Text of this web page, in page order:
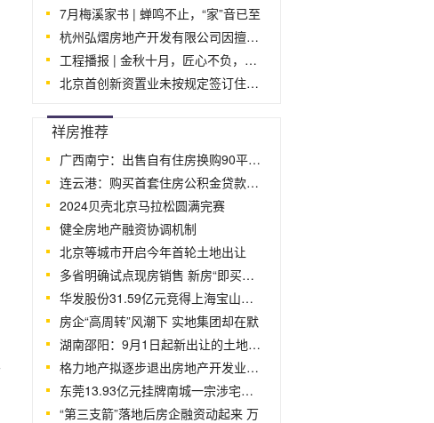
7月梅溪家书 | 蝉鸣不止，“家”音已至
杭州弘熠房地产开发有限公司因擅自设置
工程播报 | 金秋十月，匠心不负，渐入“家
北京首创新资置业未按规定签订住房租赁
祥房推荐
广西南宁：出售自有住房换购90平米以下新
连云港：购买首套住房公积金贷款首付比例
2024贝壳北京马拉松圆满完赛
健全房地产融资协调机制
北京等城市开启今年首轮土地出让
多省明确试点现房销售 新房“即买即交
华发股份31.59亿元竞得上海宝山顾村宅
房企“高周转”风潮下 实地集团却在默
湖南邵阳：9月1日起新出让的土地，未明确预
格力地产拟逐步退出房地产开发业务 置
东莞13.93亿元挂牌南城一宗涉宅用地 未
“第三支箭”落地后房企融资动起来 万